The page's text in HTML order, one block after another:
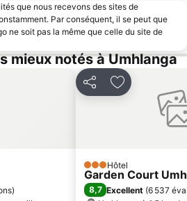
que nous recevons des sites de
Par conséquent, il se peut que
ne soit pas la même que celle du site de
mieux notés à Umhlanga
)
PartagerAjouter à
3 Étoiles
Hôtel
Garden Court
8,7 Excellent (6 537